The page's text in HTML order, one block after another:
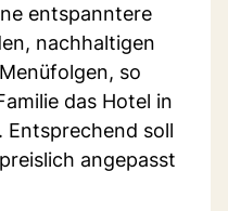
entspanntere
nachhaltigen
so
das Hotel in
Entsprechend soll
angepasst